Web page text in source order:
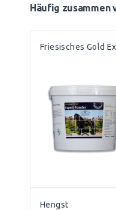
Häufig zusammen
Friesisches Gold
Hengst